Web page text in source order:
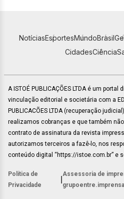
NotíciasEsportesMundoBrasil
CidadesCiência
A ISTOÉ PUBLICAÇÕES LTDA é um
vinculação editorial e societária com a
PUBLICACÕES LTDA (recuperação
realizamos cobranças e que também
contrato de assinatura da revista
autorizamos terceiros a fazê-lo, nos
conteúdo digital “https://istoe.com.br” e
Política de
Privacidade
Assessoria de